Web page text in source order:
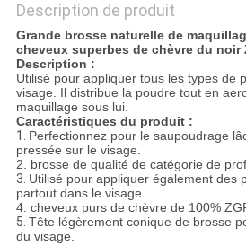
Description de produit
Grande brosse naturelle de
cheveux superbes de chèvre du noir
Description :
Utilisé pour appliquer tous les types de
visage. Il distribue la poudre tout en
maquillage sous lui.
Caractéristiques du produit :
1. Perfectionnez pour le saupoudrage
pressée sur le visage.
2. brosse de qualité de catégorie de
3. Utilisé pour appliquer également des
partout dans le visage.
4. cheveux purs de chèvre de 100%
5. Tête légèrement conique de brosse
du visage.